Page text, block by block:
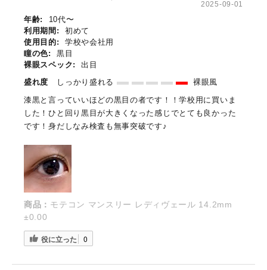
2025-09-01
年齢:
10代〜
利用期間:
初めて
使用目的:
学校や会社用
瞳の色:
黒目
裸眼スペック:
出目
盛れ度
しっかり盛れる
裸眼風
漆黒と言っていいほどの黒目の者です！！学校用に買いま
した！ひと回り黒目が大きくなった感じでとても良かった
です！身だしなみ検査も無事突破です♪
商品： モテコン マンスリー レディヴェール 14.2mm
±0.00
役に立った 0